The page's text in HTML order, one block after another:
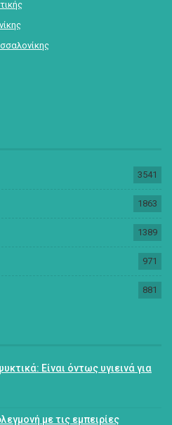
3541
1863
1389
971
881
Είναι όντως υγιεινά για
με τις εμπειρίες